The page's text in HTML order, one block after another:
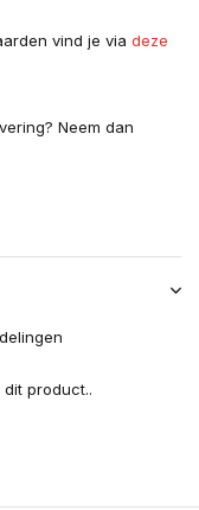
vind je via deze
Neem dan
product..